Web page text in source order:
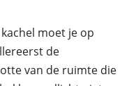
moet je op
de
van de ruimte die